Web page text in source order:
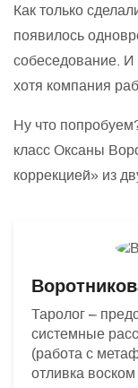
Как только
появилось
собеседование.
хотя компания
Ну что
класс Оксаны
коррекцией» из
Таролог –
системные
(работа с
отливка